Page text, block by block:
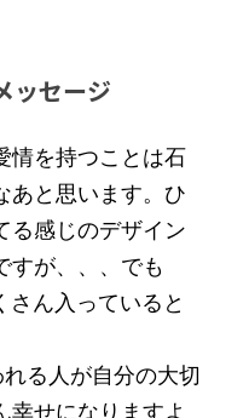
ッセージ
情を持つことは石
あと思います。ひ
る感じのデザイン
すが、、、でも
ん入っていると
る人が自分の大切
幸せになりますよ